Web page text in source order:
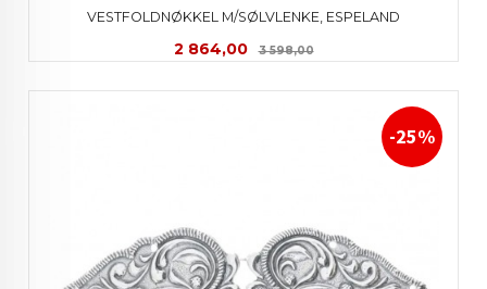
VESTFOLDNØKKEL M/SØLVLENKE, ESPELAND
Tilbud
2 864,00 3 598,00Rabatt
-25%